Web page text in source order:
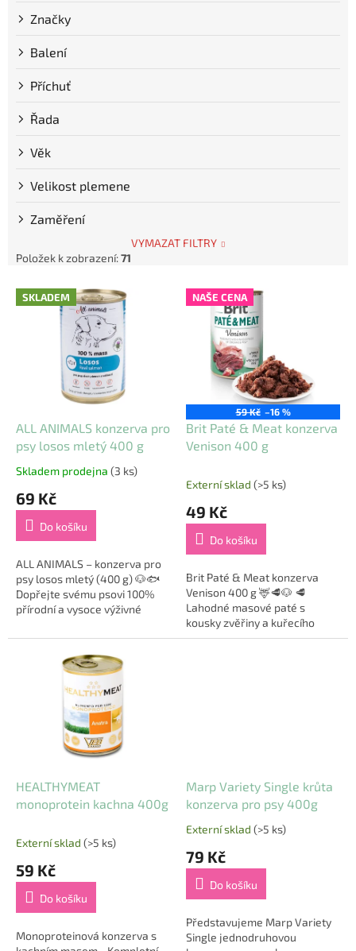
Značky
Balení
Příchuť
Řada
Věk
Velikost plemene
Zaměření
VYMAZAT FILTRY
Položek k zobrazení:71
V SKLADEM
ALL ANIMALS konzerva pro
psy losos mletý 400 g
Průměrné
produktu
5,0
5
hvězdiček.
Skladem prodejna (3 ks)
69 Kč
Do košíku
ALL ANIMALS – konzerva pro
psy losos mletý (400 g) 🐶🐟
Dopřejte svému psovi 100%
přírodní a vysoce výživné
lososem, který je bohatým
zdrojem omega-3 a...
NAŠE CENA
59 Kč –16 %
Brit Paté & Meat konzerva
Venison 400 g
Externí sklad (>5 ks)
49 Kč
Do košíku
Brit Paté & Meat konzerva
Venison 400 g 🦌🥩🐶 🥩
Lahodné masové paté s
kousky zvěřiny a kuřecího
masa! Brit Paté & Meat
HEALTHYMEAT
monoprotein kachna 400g
Externí sklad (>5 ks)
59 Kč
Do košíku
Monoproteinová konzerva s
Marp Variety Single krůta
konzerva pro psy 400g
Průměrné
produktu
5,0
5
hvězdiček.
Externí sklad (>5 ks)
79 Kč
Do košíku
Představujeme Marp Variety
Single jednodruhovou